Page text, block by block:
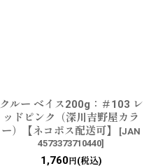
クルー ベイス200g：＃103 レ
ッドピンク（深川吉野屋カラ
ー）【ネコポス配送可】
[JAN
4573373710440]
1,760円(税込)